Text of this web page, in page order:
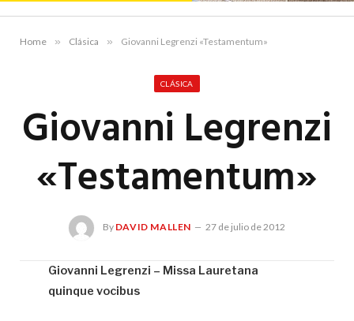
Home » Clásica » Giovanni Legrenzi «Testamentum»
CLÁSICA
Giovanni Legrenzi
«Testamentum»
By DAVID MALLEN 27 de julio de 2012
Giovanni Legrenzi – Missa Lauretana
quinque vocibus